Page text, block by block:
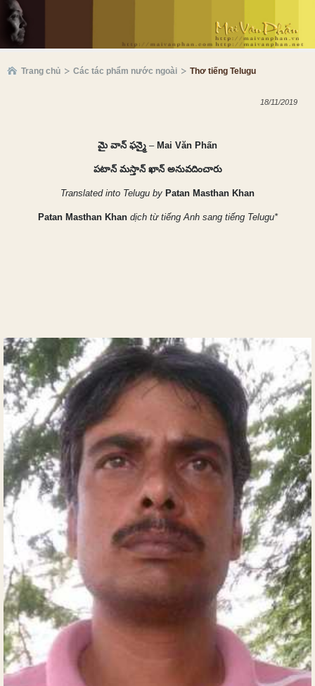
Trang chủ Các tác phẩm nước ngoài Thơ tiếng Telugu
18/11/2019
మై వాన్ ఫన్మై – Mai Văn Phấn
పటాన్ మస్తాన్ ఖాన్ అనువదించారు
Translated into Telugu by Patan Masthan Khan
Patan Masthan Khan dịch từ tiếng Anh sang tiếng Telugu*